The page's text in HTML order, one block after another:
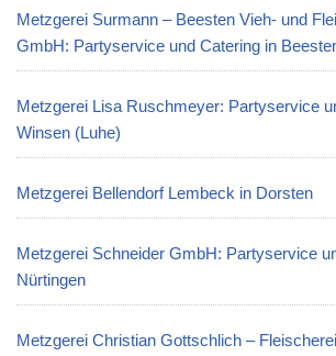
Metzgerei Surmann – Beesten Vieh- und
GmbH: Partyservice und Catering in
Metzgerei Lisa Ruschmeyer: Partyservice
Winsen (Luhe)
Metzgerei Bellendorf Lembeck in Dorsten
Metzgerei Schneider GmbH: Partyservice
Nürtingen
Metzgerei Christian Gottschlich –